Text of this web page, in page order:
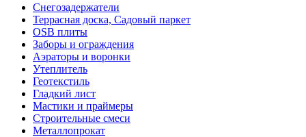
Снегозадержатели
Террасная доска, Садовый паркет
OSB плиты
Заборы и ограждения
Аэраторы и воронки
Утеплитель
Геотекстиль
Гладкий лист
Мастики и праймеры
Строительные смеси
Металлопрокат